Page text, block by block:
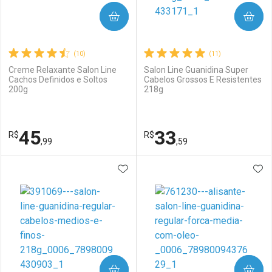
(10)
Creme Relaxante Salon Line
Cachos Definidos e Soltos
200g
R$45,99
COMPRAR
Laboratório
Por Menos
(11)
Salon Line Guanidina Super
Cabelos Grossos E Resistentes
218g
R$33,59
COMPRAR
Laboratório
Por Menos
ADICIONAR AOS FAVORITOS
COMPRAR COMPRAR